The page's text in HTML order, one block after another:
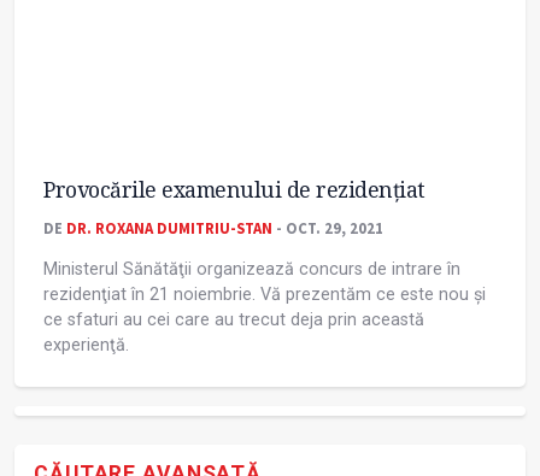
Provocările examenului de rezidenţiat
DE DR. ROXANA DUMITRIU-STAN - OCT. 29, 2021
Ministerul Sănătăţii organizează concurs de intrare în
rezidenţiat în 21 noiembrie. Vă prezentăm ce este nou și
ce sfaturi au cei care au trecut deja prin această
experienţă.